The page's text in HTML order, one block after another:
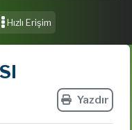
Hızlı Erişim
Yazdır